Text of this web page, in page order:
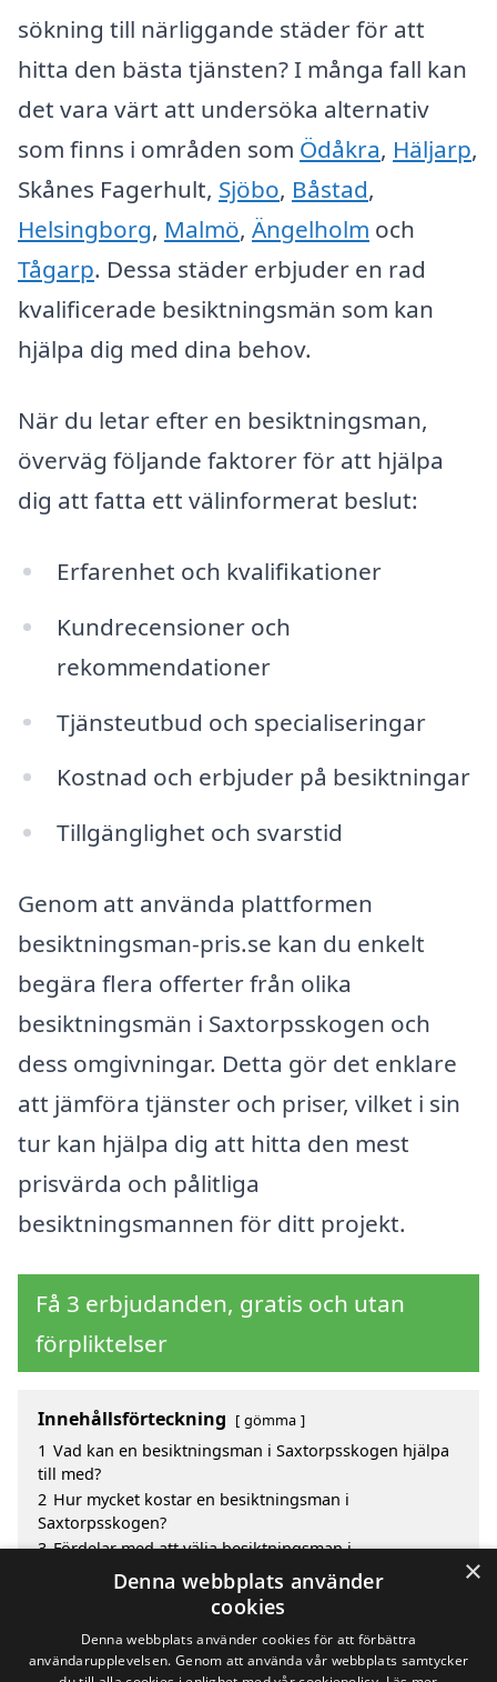
sökning till närliggande städer för att
hitta den bästa tjänsten? I många fall kan
det vara värt att undersöka alternativ
som finns i områden som Ödåkra, Häljarp,
Skånes Fagerhult, Sjöbo, Båstad,
Helsingborg, Malmö, Ängelholm och
Tågarp. Dessa städer erbjuder en rad
kvalificerade besiktningsmän som kan
hjälpa dig med dina behov.
När du letar efter en besiktningsman,
överväg följande faktorer för att hjälpa
dig att fatta ett välinformerat beslut:
Erfarenhet och kvalifikationer
Kundrecensioner och
rekommendationer
Tjänsteutbud och specialiseringar
Kostnad och erbjuder på besiktningar
Tillgänglighet och svarstid
Genom att använda plattformen
besiktningsman-pris.se kan du enkelt
begära flera offerter från olika
besiktningsmän i Saxtorpsskogen och
dess omgivningar. Detta gör det enklare
att jämföra tjänster och priser, vilket i sin
tur kan hjälpa dig att hitta den mest
prisvärda och pålitliga
besiktningsmannen för ditt projekt.
Få 3 erbjudanden, gratis och utan
förpliktelser
Innehållsförteckning gömma
1 Vad kan en besiktningsman i Saxtorpsskogen hjälpa
till med?
2 Hur mycket kostar en besiktningsman i
Saxtorpsskogen?
3 Fördelar med att välja besiktningsman i
Saxtorpsskogen
Sök efter en skicklig besiktningsman i de omgivande
städerna Saxtorpsskogen
×
Denna webbplats använder
cookies
Denna webbplats använder cookies för att förbättra
användarupplevelsen. Genom att använda vår webbplats samtycker